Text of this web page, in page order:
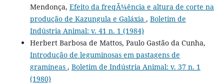
Mendonça, Efeito da freqÃ¼ência e altura de corte na
produção de Kazungula e Galáxia , Boletim de
Indústria Animal: v. 41 n. 1 (1984)
Herbert Barbosa de Mattos, Paulo Gastão da Cunha,
Introdução de leguminosas em pastagens de
gramíneas , Boletim de Indústria Animal: v. 37 n. 1
(1980)